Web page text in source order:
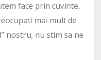
face prin cuvinte,
mai mult de
nostru, nu stim sa ne